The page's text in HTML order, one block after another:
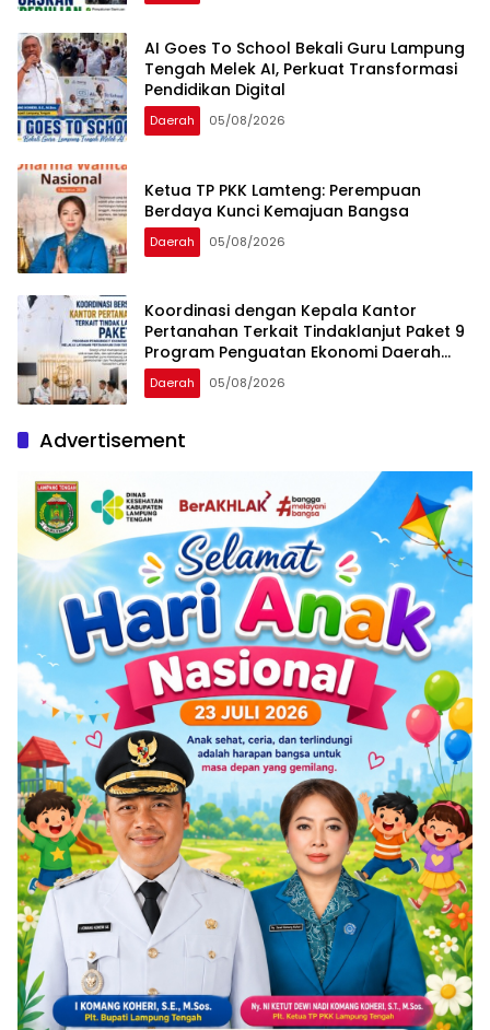
AI Goes To School Bekali Guru Lampung
Tengah Melek AI, Perkuat Transformasi
Pendidikan Digital
Daerah 05/08/2026
Ketua TP PKK Lamteng: Perempuan
Berdaya Kunci Kemajuan Bangsa
Daerah 05/08/2026
Koordinasi dengan Kepala Kantor
Pertanahan Terkait Tindaklanjut Paket 9
Program Penguatan Ekonomi Daerah
Melalui Layanan Pertanahan dan Tata
Ruang
Daerah 05/08/2026
Advertisement